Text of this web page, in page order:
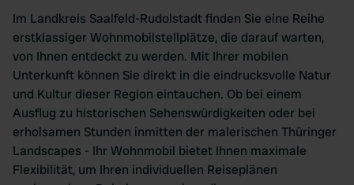
Im Landkreis Saalfeld-Rudolstadt finden Sie eine Reihe
erstklassiger Wohnmobilstellplätze, die darauf warten,
von Ihnen entdeckt zu werden. Mit Ihrer mobilen
Unterkunft können Sie direkt in die eindrucksvolle Natur
und Kultur dieser Region eintauchen. Ob bei einem
Ausflug zu historischen Sehenswürdigkeiten oder bei
erholsamen Stunden inmitten der malerischen Thüringer
Landscapes - Ihr Wohnmobil bietet Ihnen maximale
Flexibilität, um Ihren individuellen Reiseplänen